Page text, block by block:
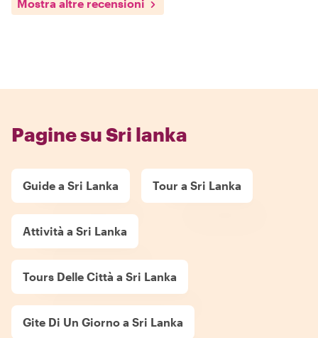
Mostra altre recensioni
Pagine su Sri lanka
Guide a Sri Lanka Tour a Sri Lanka
Attività a Sri Lanka
Tours Delle Città a Sri Lanka
Gite Di Un Giorno a Sri Lanka